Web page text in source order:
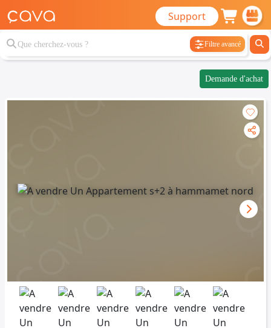
Support
Filtre avancé
Demande d'achat